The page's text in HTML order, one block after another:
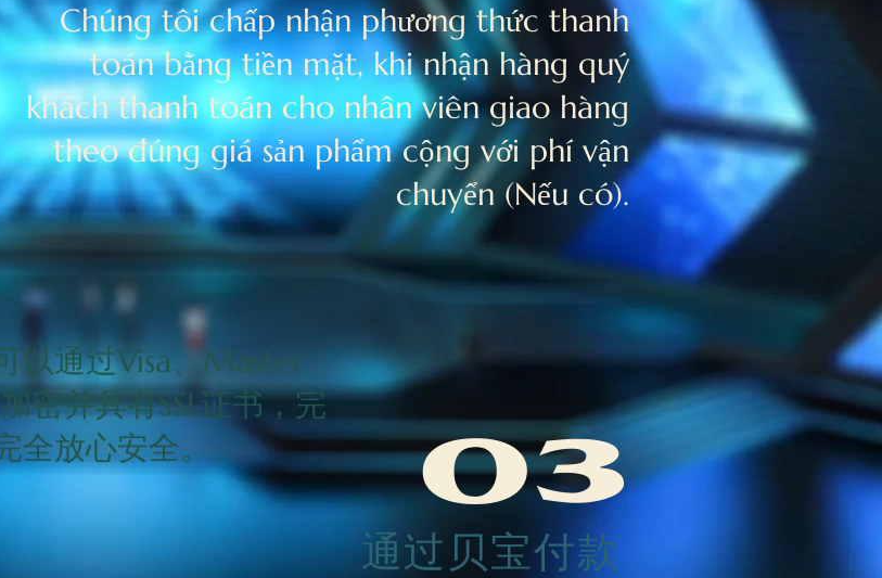
Chúng tôi chấp nhận phương thức thanh
toán bằng tiền mặt, khi nhận hàng quý
khách thanh toán cho nhân viên giao hàng
theo đúng giá sản phẩm cộng với phí vận
chuyển (Nếu có).
以通过Visa、Master
密并具有SSL证书，完
放心安全。
03
通过贝宝付款